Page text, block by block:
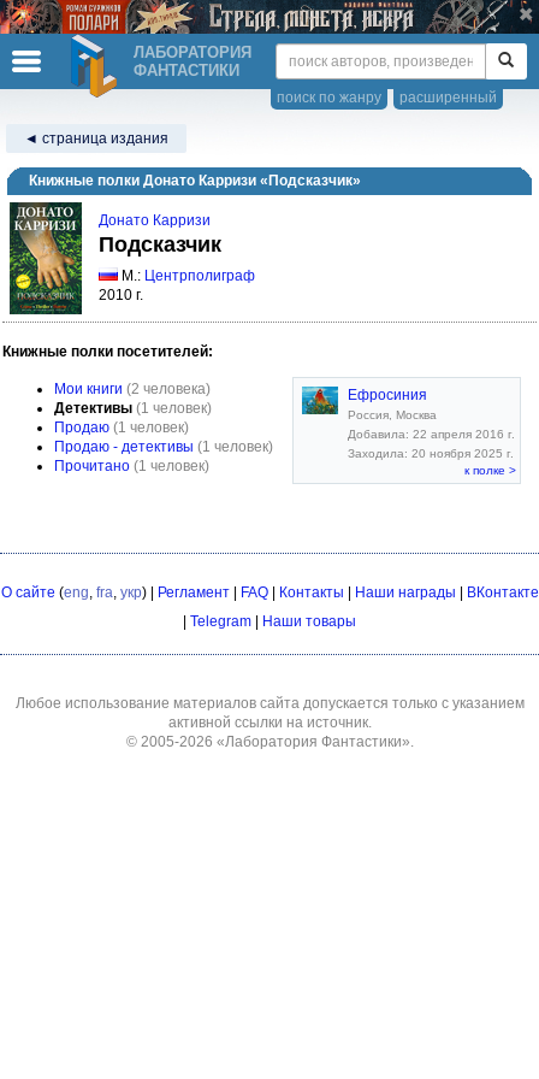
ЛАБОРАТОРИЯ
ФАНТАСТИКИ
расширенный
поиск по жанру
◄ страница издания
Книжные полки Донато Карризи «Подсказчик»
Донато Карризи
Подсказчик
М.: Центрполиграф
2010 г.
Книжные полки посетителей:
Мои книги (2 человека)
Детективы (1 человек)
Продаю (1 человек)
Продаю - детективы (1 человек)
Прочитано (1 человек)
Ефросиния
Россия, Москва
Добавила: 22 апреля 2016 г.
Заходила: 20 ноября 2025 г.
к полке >
О сайте (eng, fra, укр) | Регламент| FAQ| Контакты Наши награды
ВКонтакте
Telegram Наши товары
Любое использование материалов сайта допускается только с указанием
активной ссылки на источник.
© 2005-2026 «Лаборатория Фантастики».